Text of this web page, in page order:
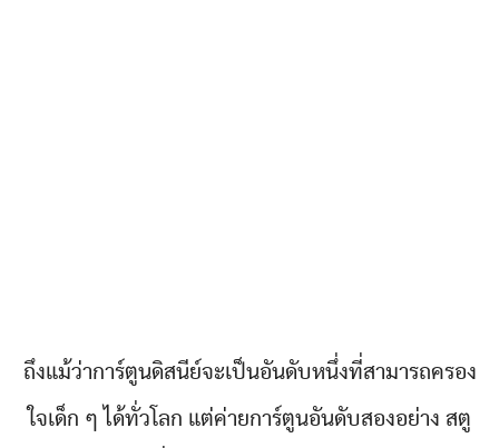
ถึงแม้ว่าการ์ตูนดิสนีย์จะเป็นอันดับหนึ่งที่สามารถครอง
ใจเด็ก ๆ ได้ทั่วโลก แต่ค่ายการ์ตูนอันดับสองอย่าง สตู